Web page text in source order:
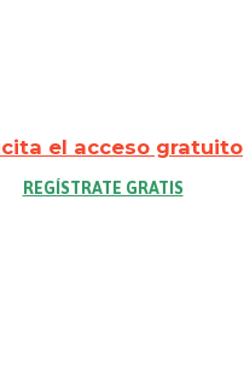
el acceso gratuito
REGÍSTRATE GRATIS